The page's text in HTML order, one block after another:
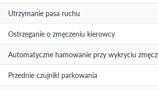
Utrzymanie pasa ruchu
Ostrzeganie o zmęczeniu kierowcy
Automatyczne hamowanie przy wykryciu
Przednie czujniki parkowania